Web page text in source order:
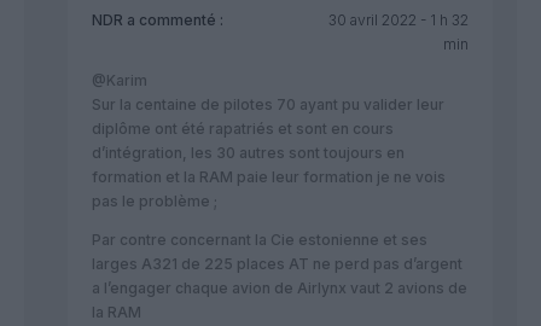
NDR a commenté :
30 avril 2022 - 1 h 32
min
@Karim
Sur la centaine de pilotes 70 ayant pu valider leur
diplôme ont été rapatriés et sont en cours
d’intégration, les 30 autres sont toujours en
formation et la RAM paie leur formation je ne vois
pas le problème ;
Par contre concernant la Cie estonienne et ses
larges A321 de 225 places AT ne perd pas d’argent
a l’engager chaque avion de Airlynx vaut 2 avions de
la RAM